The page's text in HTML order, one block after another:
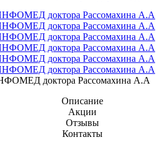
доктора Рассомахина А.А
Описание
Акции
Отзывы
Контакты